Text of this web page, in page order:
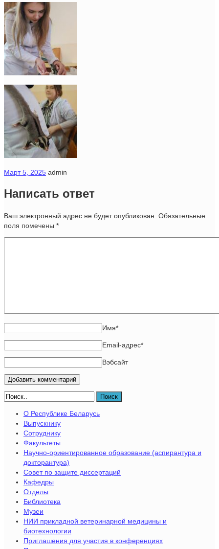
Март 5, 2025 admin
Написать ответ
Ваш электронный адрес не будет опубликован. Обязательные
поля помечены *
Имя*
Email-адрес*
Вэбсайт
Поиск
О Республике Беларусь
Выпускнику
Сотруднику
Факультеты
Научно-ориентированное образование (аспирантура и
докторантура)
Совет по защите диссертаций
Кафедры
Отделы
Библиотека
Музеи
НИИ прикладной ветеринарной медицины и
биотехнологии
Приглашения для участия в конференциях